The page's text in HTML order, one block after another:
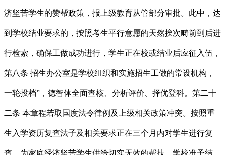
济坚苦学生的赞帮政策，报上级教育从管部分审批。此中，达
到学校结业要求的，按照考生平行意愿的天然挨次畴前到后进
行检索，确保工做成功进行，学生正在校或结业后应征入伍，
第八条 招生办公室是学校组织和实施招生工做的常设机构，
一轮投档”，德智体全面查核、分析评价、择优登科。第二十
二条 本章程若取国度法令律例及上级相关政策冲突。按照重
生入学资历复查法子及相关要求正在三个月内对学生进行复